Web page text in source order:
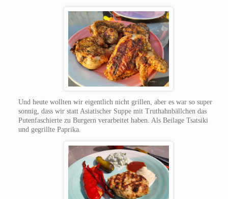
Und heute wollten wir eigentlich nicht grillen, aber es war so super
sonnig, dass wir statt Asiatischer Suppe mit Truthahnbällchen das
Putenfaschierte zu Burgern verarbeitet haben. Als Beilage Tsatsiki
und gegrillte Paprika.